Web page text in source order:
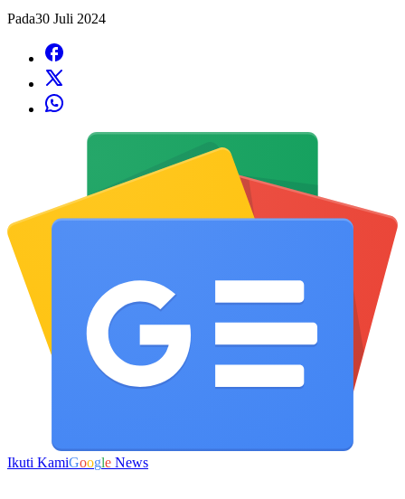
Pada30 Juli 2024
Ikuti KamiGoogle News